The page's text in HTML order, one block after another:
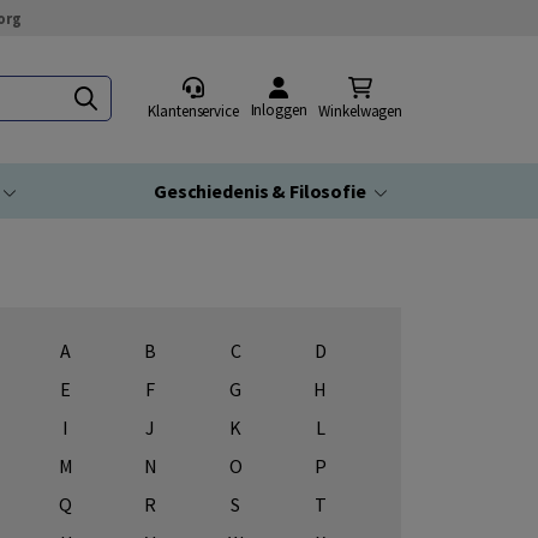
Klantenservice Inloggen Winkelwagen
Geschiedenis & Filosofie
A B C
D
E
F G
H
I
J K
L
M
N O
P
Q
R S
T